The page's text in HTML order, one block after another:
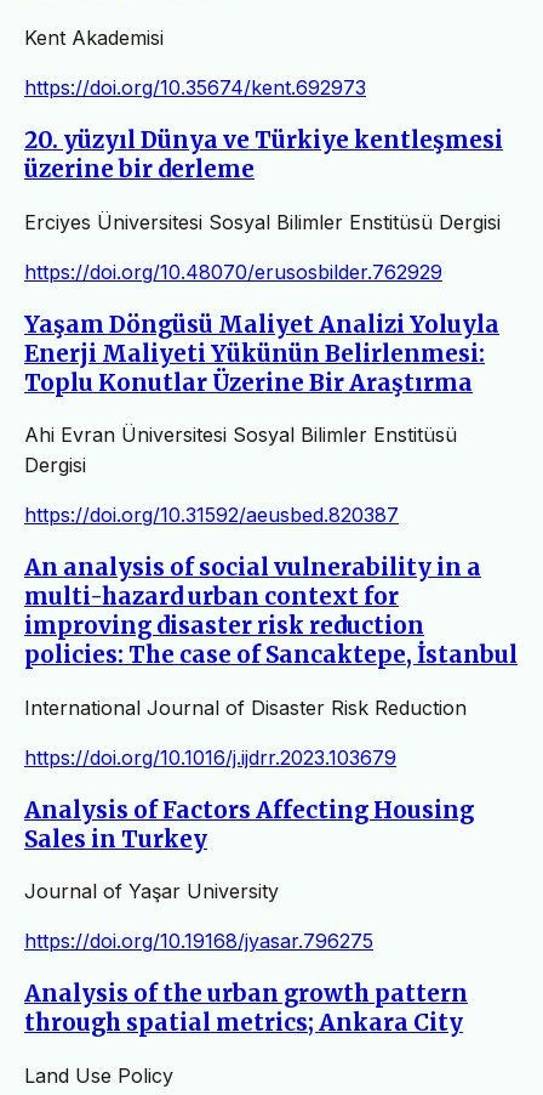
Kent Akademisi
https://doi.org/10.35674/kent.692973
20. yüzyıl Dünya ve Türkiye kentleşmesi
üzerine bir derleme
Erciyes Üniversitesi Sosyal Bilimler Enstitüsü Dergisi
https://doi.org/10.48070/erusosbilder.762929
Yaşam Döngüsü Maliyet Analizi Yoluyla
Enerji Maliyeti Yükünün Belirlenmesi:
Toplu Konutlar Üzerine Bir Araştırma
Ahi Evran Üniversitesi Sosyal Bilimler Enstitüsü
Dergisi
https://doi.org/10.31592/aeusbed.820387
An analysis of social vulnerability in a
multi-hazard urban context for
improving disaster risk reduction
policies: The case of Sancaktepe, İstanbul
International Journal of Disaster Risk Reduction
https://doi.org/10.1016/j.ijdrr.2023.103679
Analysis of Factors Affecting Housing
Sales in Turkey
Journal of Yaşar University
https://doi.org/10.19168/jyasar.796275
Analysis of the urban growth pattern
through spatial metrics; Ankara City
Land Use Policy